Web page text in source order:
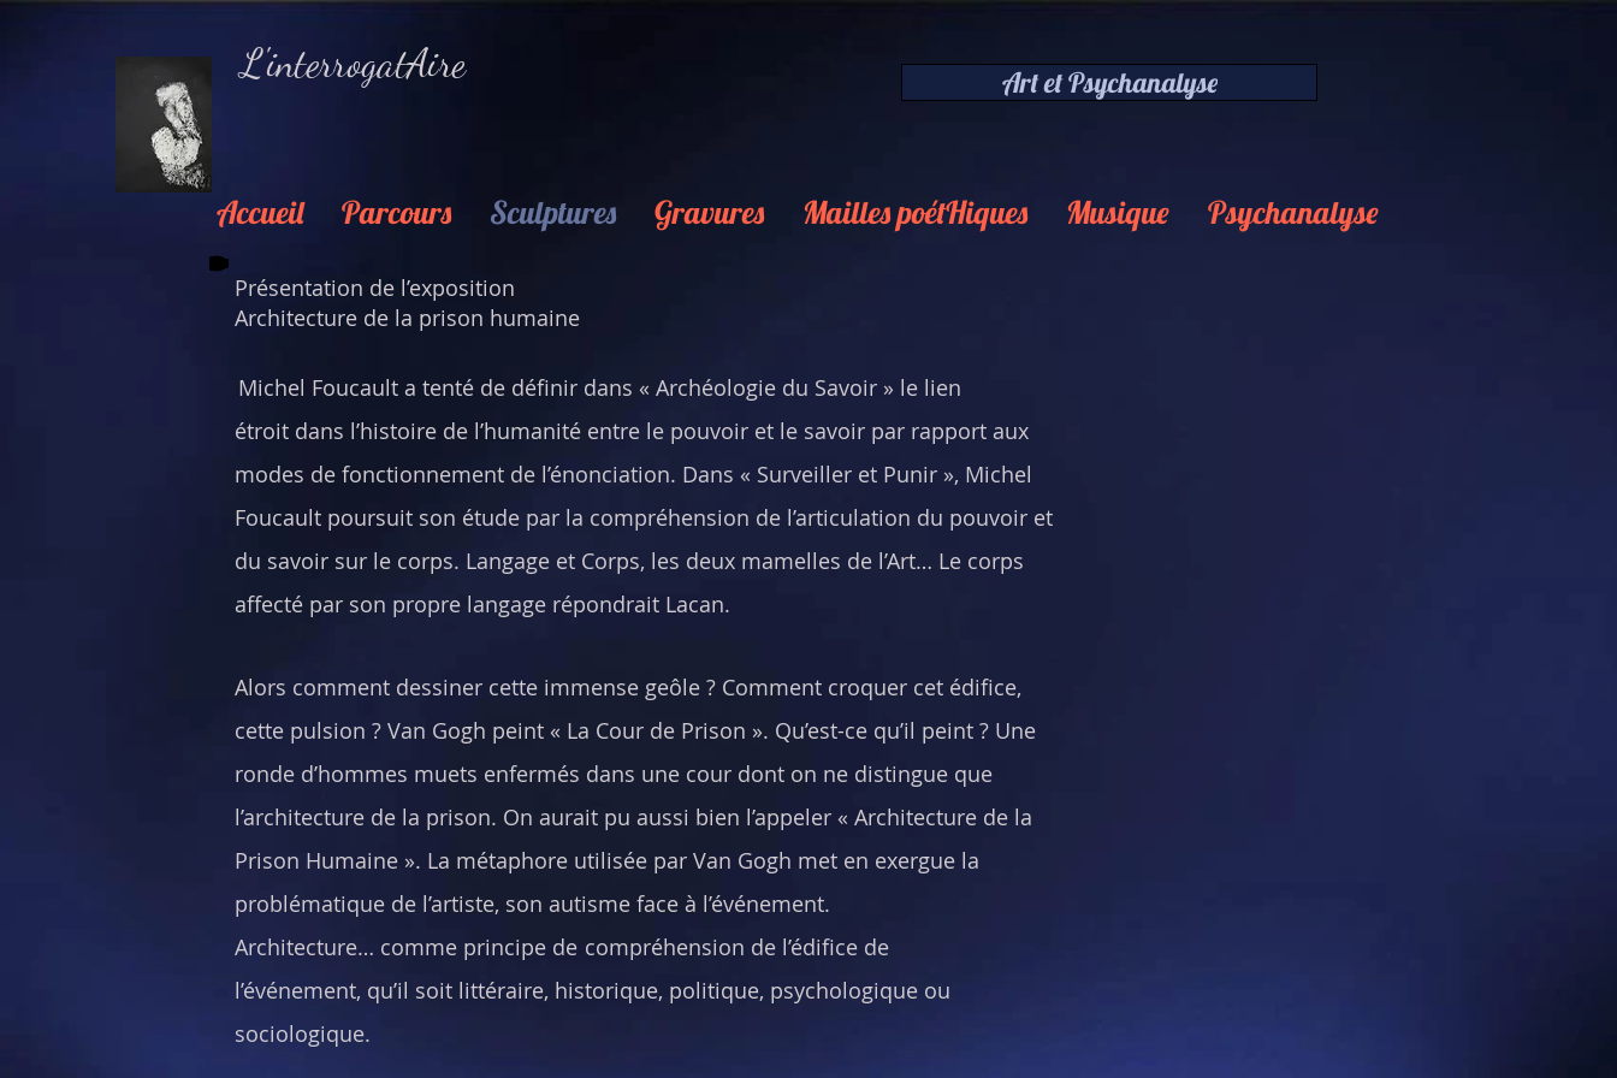
L'interrogatAire Art et Psychanalyse
Accueil Parcours Sculptures Gravures Mailles poétHiques Musique Psychanalyse
Présentation de l’exposition
Architecture de la prison humaine
Michel Foucault a tenté de définir dans « Archéologie du Savoir » le lien
étroit dans l’histoire de l’humanité entre le pouvoir et le savoir par rapport aux
modes de fonctionnement de l’énonciation. Dans « Surveiller et Punir », Michel
Foucault poursuit son étude par la compréhension de l’articulation du pouvoir et
du savoir sur le corps. Langage et Corps, les deux mamelles de l’Art… Le corps
affecté par son propre langage répondrait Lacan.
Alors comment dessiner cette immense geôle ? Comment croquer cet édifice,
cette pulsion ? Van Gogh peint « La Cour de Prison ». Qu’est-ce qu’il peint ? Une
ronde d’hommes muets enfermés dans une cour dont on ne distingue que
l’architecture de la prison. On aurait pu aussi bien l’appeler « Architecture de la
Prison Humaine ». La métaphore utilisée par Van Gogh met en exergue la
problématique de l’artiste, son autisme face à l’événement.
Architecture… comme principe de compréhension de l’édifice de
l’événement, qu’il soit littéraire, historique, politique, psychologique ou
sociologique.